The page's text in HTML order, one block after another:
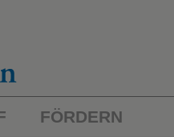
FÖRDERN